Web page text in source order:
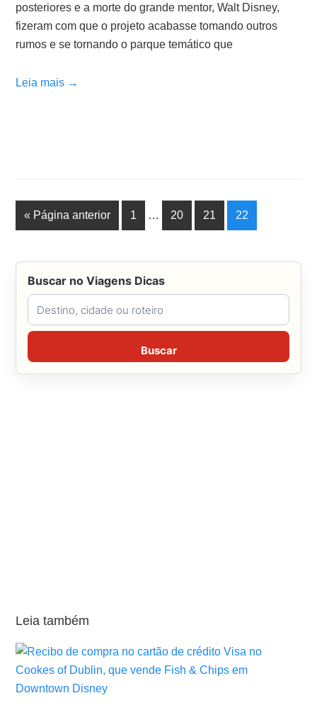
posteriores e a morte do grande mentor, Walt Disney,
fizeram com que o projeto acabasse tomando outros
rumos e se tornando o parque temático que
Leia mais →
« Página anterior 1 … 20 21 22
Buscar no Viagens Dicas
Buscar no Viagens Dicas
Buscar
Leia também